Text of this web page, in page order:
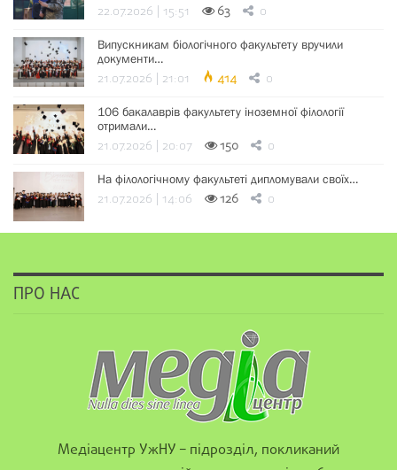
22.07.2026 | 15:51 63 0
Випускникам біологічного факультету вручили
документи…
21.07.2026 | 21:01 414 0
106 бакалаврів факультету іноземної філології
отримали…
21.07.2026 | 20:07 150 0
На філологічному факультеті дипломували своїх…
21.07.2026 | 14:06 126 0
ПРО НАС
Медіацентр УжНУ – підрозділ, покликаний